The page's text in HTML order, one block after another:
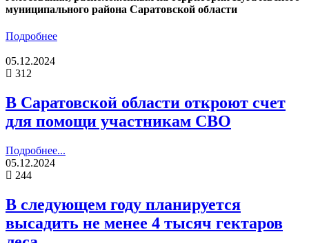
муниципального района Саратовской области
Подробнее
05.12.2024
312
В Саратовской области откроют счет
для помощи участникам СВО
Подробнее...
05.12.2024
244
В следующем году планируется
высадить не менее 4 тысяч гектаров